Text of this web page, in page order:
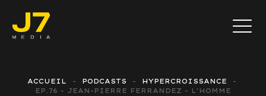
ACCUEIL PODCASTS
HYPERCROISSANCE
EP.76 - JEAN-PIERRE FERRANDEZ - L'HOMME